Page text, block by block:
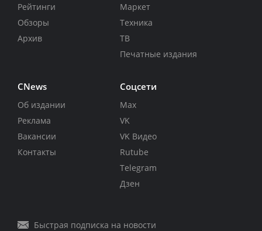
Рейтинги
Обзоры
Архив
Маркет
Техника
ТВ
Печатные издания
CNews
Об издании
Реклама
Вакансии
Контакты
Соцсети
Max
VK
VK Видео
Rutube
Telegram
Дзен
Быстрая подписка на новости